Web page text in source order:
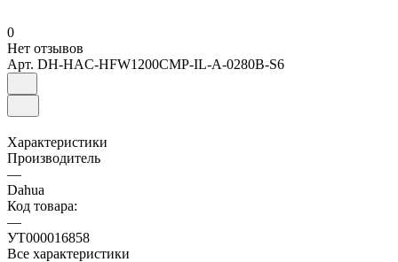
0
Нет отзывов
Арт. DH-HAC-HFW1200CMP-IL-A-0280B-S6
Характеристики
Производитель
—
Dahua
Код товара:
—
УТ000016858
Все характеристики